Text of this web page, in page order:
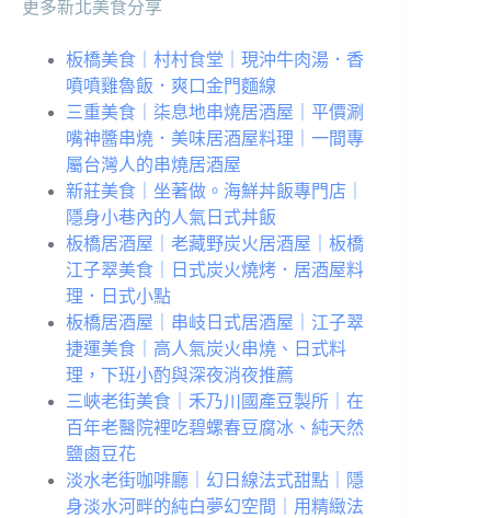
更多新北美食分享
板橋美食｜村村食堂｜現沖牛肉湯．香
噴噴雞魯飯．爽口金門麵線
三重美食｜柒息地串燒居酒屋｜平價涮
嘴神醬串燒．美味居酒屋料理｜一間專
屬台灣人的串燒居酒屋
新莊美食｜坐著做。海鮮丼飯專門店｜
隱身小巷內的人氣日式丼飯
板橋居酒屋｜老藏野炭火居酒屋｜板橋
江子翠美食｜日式炭火燒烤．居酒屋料
理．日式小點
板橋居酒屋｜串岐日式居酒屋｜江子翠
捷運美食｜高人氣炭火串燒、日式料
理，下班小酌與深夜消夜推薦
三峽老街美食｜禾乃川國產豆製所｜在
百年老醫院裡吃碧螺春豆腐冰、純天然
鹽鹵豆花
淡水老街咖啡廳｜幻日線法式甜點｜隱
身淡水河畔的純白夢幻空間｜用精緻法